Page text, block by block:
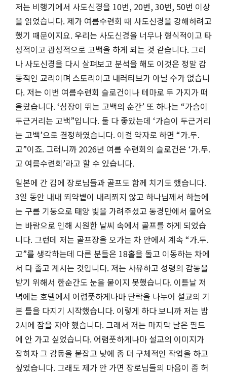
저는 비행기에서 사도신경을 10번, 20번, 30번, 50번 이상
을 읽었습니다. 제가 여름수련회 때 사도신경을 강해하려고
했기 때문이지요. 우리는 사도신경을 너무나 형식적이고 타
성적이고 관성적으로 고백을 하게 되는 것 같습니다. 그러
나 사도신경을 다시 살펴보고 분석을 해도 이것은 정말 감
동적인 교리이며 스토리이고 내러티브가 아닐 수가 없습니
다. 저는 이번 여름수련회 슬로건이나 테마로 두 가지가 떠
올랐습니다. ‘심장이 뛰는 고백의 순간’ 또 하나는 “가슴이
두근거리는 고백”입니다. 둘 다 좋았는데 ‘가슴이 두근거리
는 고백’으로 결정하였습니다. 이걸 약자로 하면 “가.두.
고”이죠. 그러니까 2026년 여름 수련회의 슬로건은 ‘가.두.
고 여름수련회’라고 할 수 있습니다.
일본에 간 김에 장로님들과 골프도 함께 치기도 했습니다.
3일 동안 내내 뙤약볕이 내리쬐지 않고 하나님께서 하늘에
는 구름 기둥으로 태양 빛을 가려주셨고 동경만에서 불어오
는 바람으로 인해 시원한 날씨 속에서 골프를 하게 되었습
니다. 그런데 저는 골프장을 오가는 차 안에서 계속 “가.두.
고”를 생각하는데 다른 분들은 18홀을 돌고 이동하는 차에
서 다 졸고 계시는 것입니다. 저는 사유하고 성령의 감동을
받기 위해서 한순간도 눈을 붙이지 못했습니다. 이튿날 저
녁에는 호텔에서 어렴풋하게나마 단락을 나누어 설교의 기
본 틀을 다지기 시작했습니다. 이렇게 하다 보니까 저는 밤
2시에 잠을 자야 했습니다. 그래서 저는 마지막 날은 필드
에 안 가고 싶었습니다. 어렴풋하게나마 설교의 이미지가
잡히자 그 감동을 붙잡고 낮에 좀 더 구체적인 작업을 하고
싶었습니다. 그래도 제가 안 가면 장로님들의 마음이 좀 허